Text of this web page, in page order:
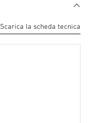
Scarica la scheda tecnica